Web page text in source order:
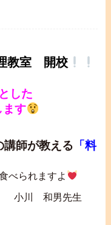
教室 開校
した
ます
講師が教える 「料
べられますよ
小川 和男先生